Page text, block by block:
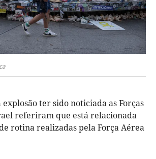
explosão ter sido noticiada as Forças
referiram que está relacionada
rotina realizadas pela Força Aérea